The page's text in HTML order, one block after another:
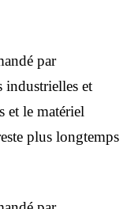
par
et
et le matériel
plus longtemps